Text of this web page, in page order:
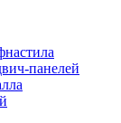
панелей